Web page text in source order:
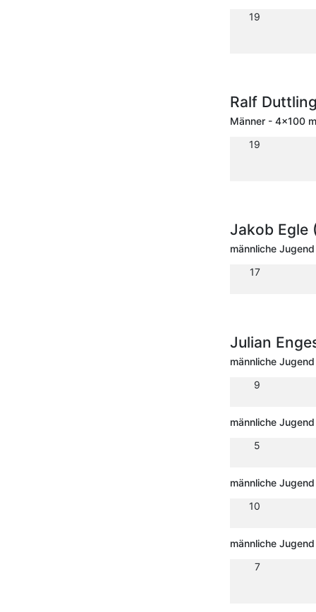
19
Ralf
Männer - 4x100
19
Jakob Egle
männliche
17
Julian
männliche
9
männliche
5
männliche
10
männliche
7